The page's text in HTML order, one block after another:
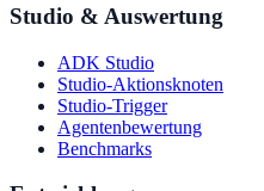
Studio & Auswertung
ADK Studio
Studio-Aktionsknoten
Studio-Trigger
Agentenbewertung
Benchmarks